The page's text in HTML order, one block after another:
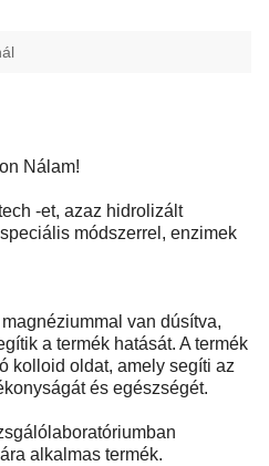
Nálam!
-et, azaz hidrolizált
módszerrel, enzimek
van dúsítva,
a termék hatását. A termék
kolloid oldat, amely segíti az
és egészségét.
alkalmas termék.